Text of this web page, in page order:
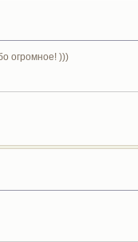
огромное! )))